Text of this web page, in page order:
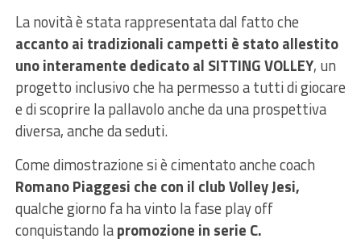
La novità è stata rappresentata dal fatto che
accanto ai tradizionali campetti è stato allestito
uno interamente dedicato al SITTING VOLLEY, un
progetto inclusivo che ha permesso a tutti di giocare
e di scoprire la pallavolo anche da una prospettiva
diversa, anche da seduti.
Come dimostrazione si è cimentato anche coach
Romano Piaggesi che con il club Volley Jesi,
qualche giorno fa ha vinto la fase play off
conquistando lapromozione in serie C.